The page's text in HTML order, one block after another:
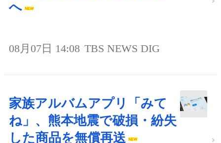
へ
08月07日 14:08 TBS NEWS DIG
家族アルバムアプリ「みて
ね」、熊本地震で破損・紛失
した商品を無償再送